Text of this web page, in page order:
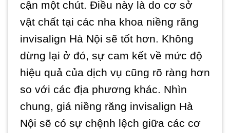
cận một chút. Điều này là do cơ sở
vật chất tại các nha khoa niềng răng
invisalign Hà Nội sẽ tốt hơn. Không
dừng lại ở đó, sự cam kết về mức độ
hiệu quả của dịch vụ cũng rõ ràng hơn
so với các địa phương khác. Nhìn
chung, giá niềng răng invisalign Hà
Nội sẽ có sự chệnh lệch giữa các cơ